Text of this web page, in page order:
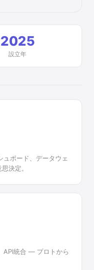
2025
設立年
ュボード、データウェ
決定。
API統合 — プロトから